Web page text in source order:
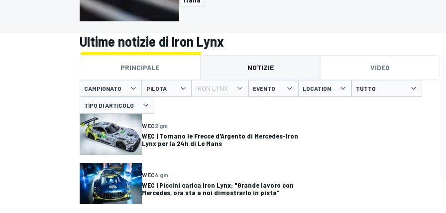
WRC
Ultime notizie di Iron Lynx
PRINCIPALE NOTIZIE VIDEO
CAMPIONATO PILOTA IRON LYNX EVENTO LOCATION
TIPO DI ARTICOLO
WEC2 gm
WEC | Tornano le Frecce d'Argento di Mercedes-Iron
Lynx per la 24h di Le Mans
WEC4 gm
WEC | Piccini carica Iron Lynx: "Grande lavoro con
Mercedes, ora sta a noi dimostrarlo in pista"